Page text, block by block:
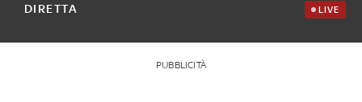
DIRETTA LIVE
PUBBLICITÀ